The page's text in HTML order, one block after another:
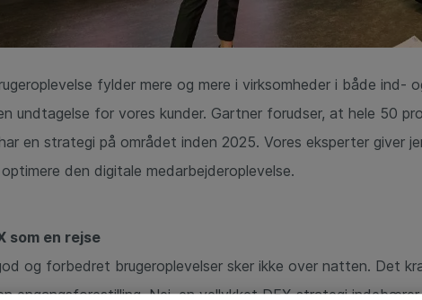
fylder mere og mere i virksomheder i både ind-
undtagelse for vores kunder. Gartner forudser, at hele 50
en strategi på området inden 2025. Vores eksperter giver
den digitale medarbejderoplevelse.
som en rejse
og forbedret brugeroplevelser sker ikke over natten. Det
engangsforestilling. Nej, en vellykket DEX-strategi